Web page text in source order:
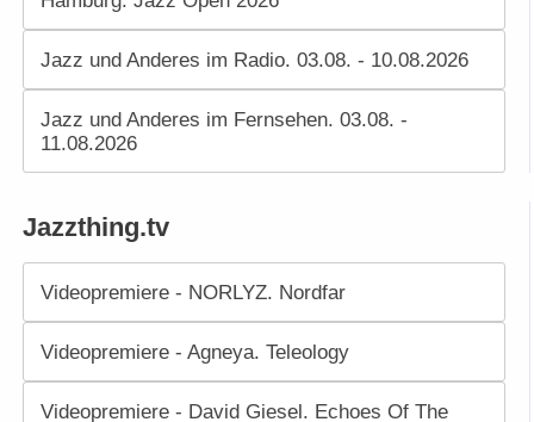
Jazz und Anderes im Radio. 03.08. - 10.08.2026
Jazz und Anderes im Fernsehen. 03.08. -
11.08.2026
Jazzthing.tv
Videopremiere - NORLYZ. Nordfar
Videopremiere - Agneya. Teleology
Videopremiere - David Giesel. Echoes Of The